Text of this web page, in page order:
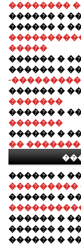
��������
������ �
������ �
�����
������ �
������ �
-
������ �
�������
������ �
�������
������ �
��
������ �
���������
������ �
������ �
������ �
������ �